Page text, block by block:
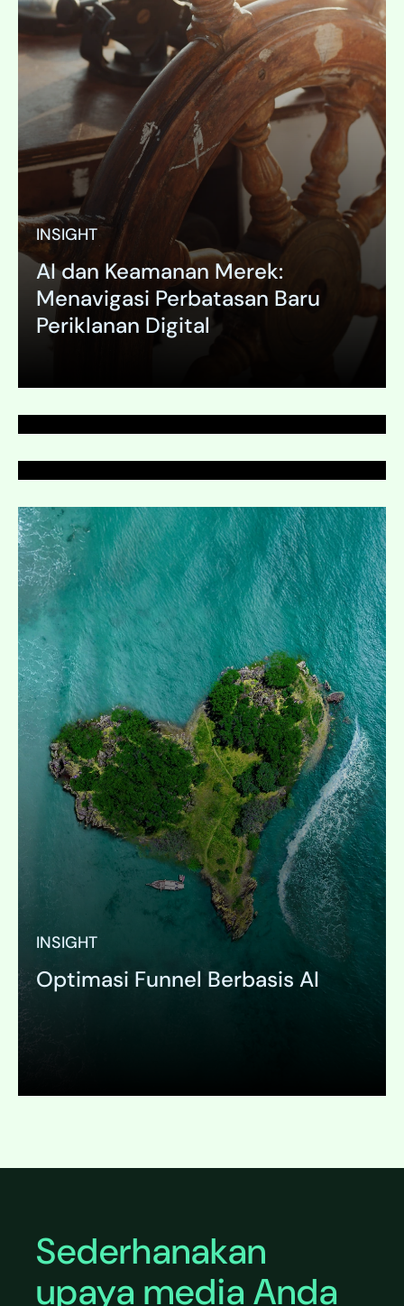
INSIGHT
AI dan Keamanan Merek:
Menavigasi Perbatasan Baru
Periklanan Digital
Expand
LAMAN
Manajemen Media
Expand
LAMAN
Expand
INSIGHT
Optimasi Funnel Berbasis AI
Sederhanakan
upaya media Anda